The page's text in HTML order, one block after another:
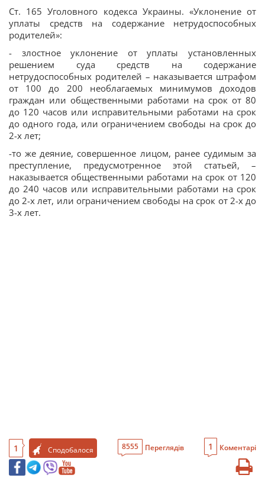
Ст. 165 Уголовного кодекса Украины. «Уклонение от
уплаты средств на содержание нетрудоспособных
родителей»:
- злостное уклонение от уплаты установленных
решением суда средств на содержание
нетрудоспособных родителей – наказывается штрафом
от 100 до 200 необлагаемых минимумов доходов
граждан или общественными работами на срок от 80
до 120 часов или исправительными работами на срок
до одного года, или ограничением свободы на срок до
2-х лет;
-то же деяние, совершенное лицом, ранее судимым за
преступление, предусмотренное этой статьей, –
наказывается общественными работами на срок от 120
до 240 часов или исправительными работами на срок
до 2-х лет, или ограничением свободы на срок от 2-х до
3-х лет.
1 Сподобалося 8555 Переглядів 1 Коментарі